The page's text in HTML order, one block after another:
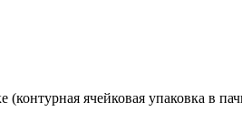
ячейковая упаковка в